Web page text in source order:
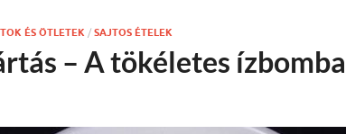
ÉS ÖTLETEK / SAJTOS ÉTELEK
– A tökéletes ízbomba